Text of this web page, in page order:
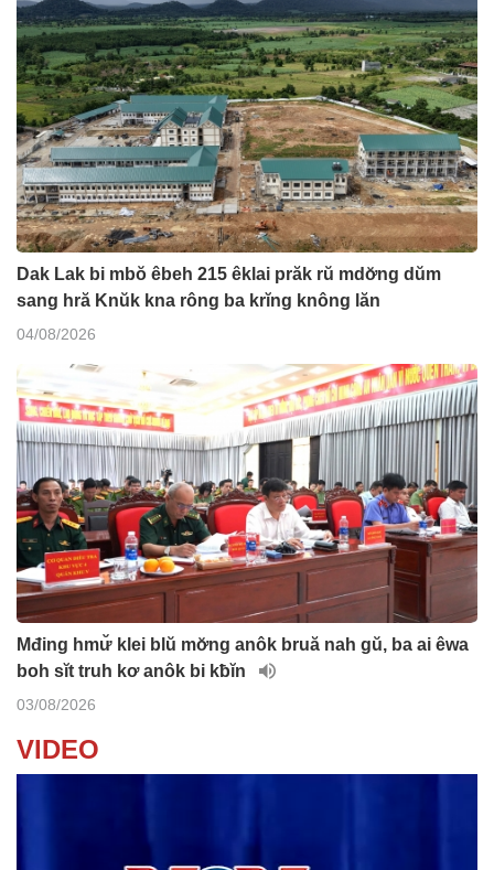
Dak Lak bi mbŏ êbeh 215 êklai prăk rŭ mdơ̆ng dŭm
sang hră Knŭk kna rông ba krĭng knông lăn
04/08/2026
Mđing hmư̆ klei blŭ mơ̆ng anôk bruă nah gŭ, ba ai êwa
boh sĭt truh kơ anôk bi kƀĭn
03/08/2026
VIDEO